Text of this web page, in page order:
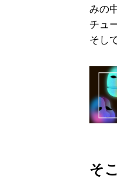
みの
チュ
そし
そ